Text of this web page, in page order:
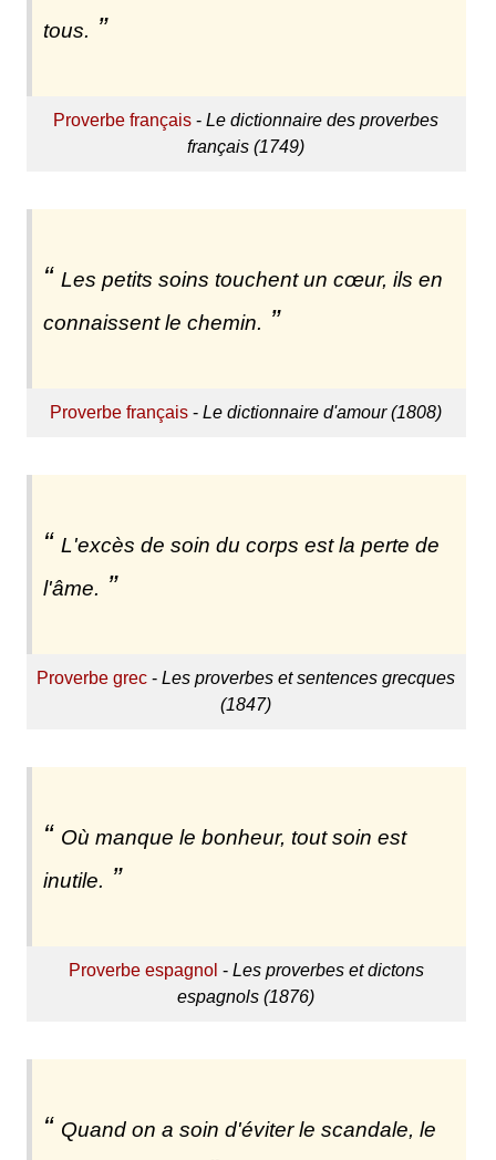
tous.
Proverbe français -Le dictionnaire des proverbes
français (1749)
Les petits soins touchent un cœur, ils en
connaissent le chemin.
Proverbe français -Le dictionnaire d'amour (1808)
L'excès de soin du corps est la perte de
l'âme.
Proverbe grec -Les proverbes et sentences grecques
(1847)
Où manque le bonheur, tout soin est
inutile.
Proverbe espagnol - Les proverbes et dictons
espagnols (1876)
Quand on a soin d'éviter le scandale, le